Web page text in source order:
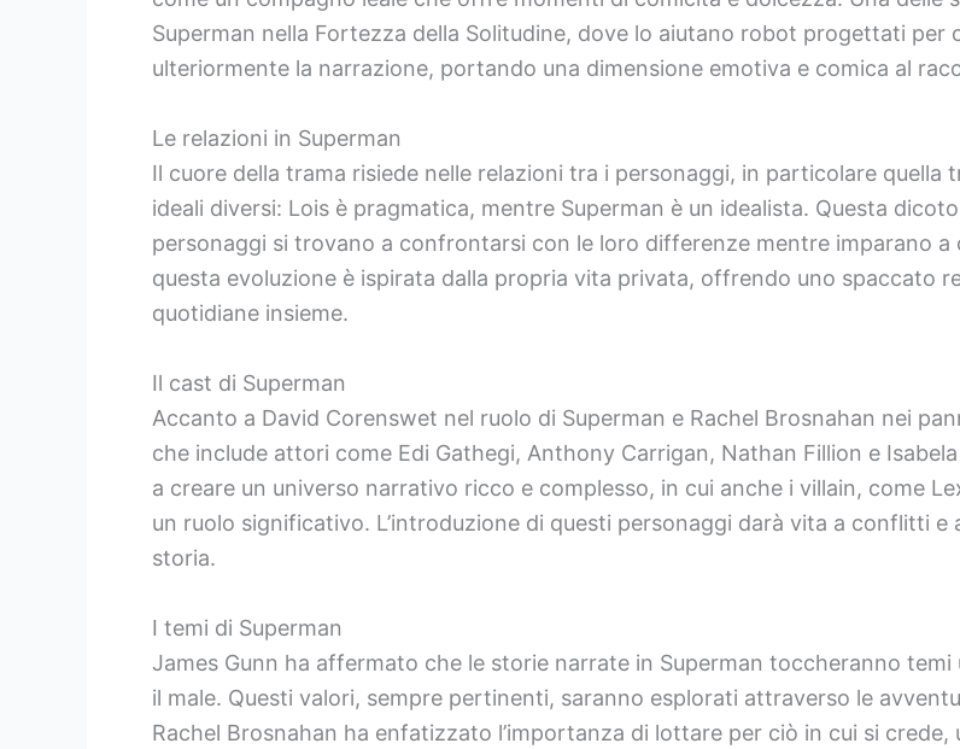
Superman nella Fortezza della Solitudine, dove lo aiutano robot progettati per
ulteriormente la narrazione, portando una dimensione emotiva e comica al
Le relazioni in Superman
Il cuore della trama risiede nelle relazioni tra i personaggi, in particolare quella
ideali diversi: Lois è pragmatica, mentre Superman è un idealista. Questa
personaggi si trovano a confrontarsi con le loro differenze mentre imparano
questa evoluzione è ispirata dalla propria vita privata, offrendo uno spaccato
quotidiane insieme.
Il cast di Superman
Accanto a David Corenswet nel ruolo di Superman e Rachel Brosnahan nei
che include attori come Edi Gathegi, Anthony Carrigan, Nathan Fillion e
a creare un universo narrativo ricco e complesso, in cui anche i villain, come
un ruolo significativo. L’introduzione di questi personaggi darà vita a conflitti e
storia.
I temi di Superman
James Gunn ha affermato che le storie narrate in Superman toccheranno
il male. Questi valori, sempre pertinenti, saranno esplorati attraverso le
Rachel Brosnahan ha enfatizzato l’importanza di lottare per ciò in cui si